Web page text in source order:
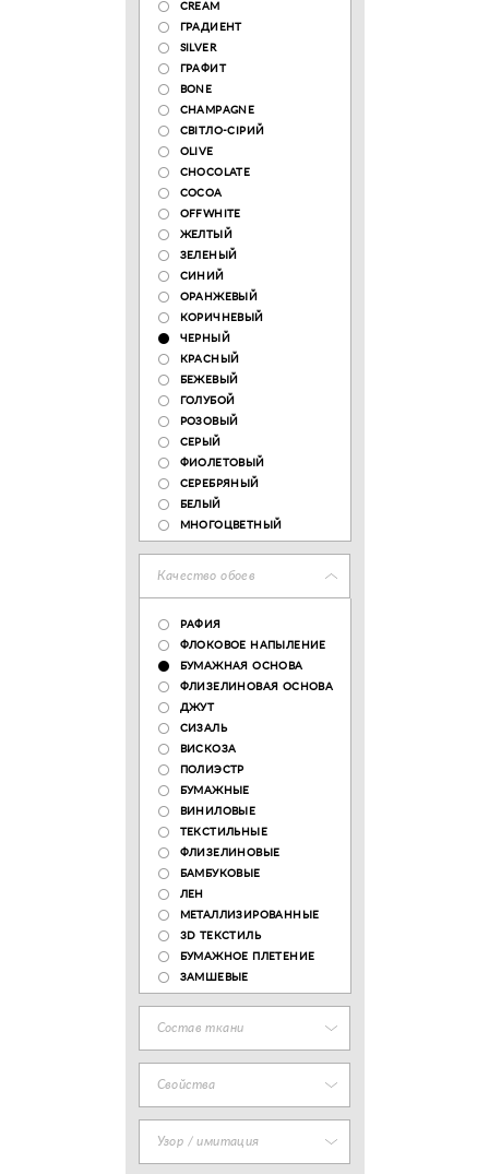
CREAM
ГРАДИЕНТ
SILVER
ГРАФИТ
BONE
CHAMPAGNE
СВІТЛО-СІРИЙ
OLIVE
CHOCOLATE
COCOA
OFFWHITE
ЖЕЛТЫЙ
ЗЕЛЕНЫЙ
СИНИЙ
ОРАНЖЕВЫЙ
КОРИЧНЕВЫЙ
ЧЕРНЫЙ
КРАСНЫЙ
БЕЖЕВЫЙ
ГОЛУБОЙ
РОЗОВЫЙ
СЕРЫЙ
ФИОЛЕТОВЫЙ
СЕРЕБРЯНЫЙ
БЕЛЫЙ
МНОГОЦВЕТНЫЙ
Качество обоев
РАФИЯ
ФЛОКОВОЕ НАПЫЛЕНИЕ
БУМАЖНАЯ ОСНОВА
ФЛИЗЕЛИНОВАЯ ОСНОВА
ДЖУТ
СИЗАЛЬ
ВИСКОЗА
ПОЛИЭСТР
БУМАЖНЫЕ
ВИНИЛОВЫЕ
ТЕКСТИЛЬНЫЕ
ФЛИЗЕЛИНОВЫЕ
БАМБУКОВЫЕ
ЛЕН
МЕТАЛЛИЗИРОВАННЫЕ
3D ТЕКСТИЛЬ
БУМАЖНОЕ ПЛЕТЕНИЕ
ЗАМШЕВЫЕ
Состав ткани
Свойства
Узор / имитация